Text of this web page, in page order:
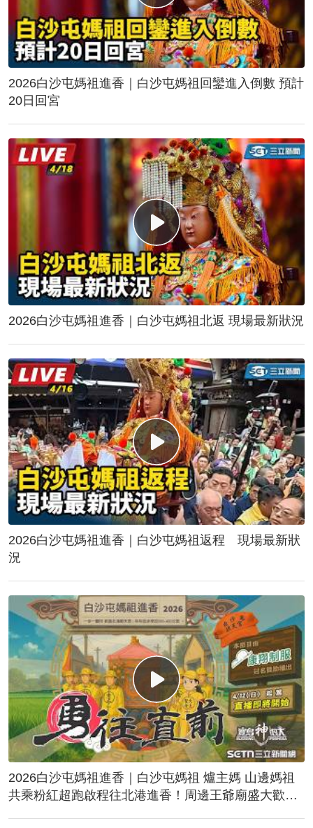
2026白沙屯媽祖進香｜白沙屯媽祖回鑾進入倒數 預計
20日回宮
2026白沙屯媽祖進香｜白沙屯媽祖北返 現場最新狀況
2026白沙屯媽祖進香｜白沙屯媽祖返程 現場最新狀
況
2026白沙屯媽祖進香｜白沙屯媽祖 爐主媽 山邊媽祖
共乘粉紅超跑啟程往北港進香！周邊王爺廟盛大歡